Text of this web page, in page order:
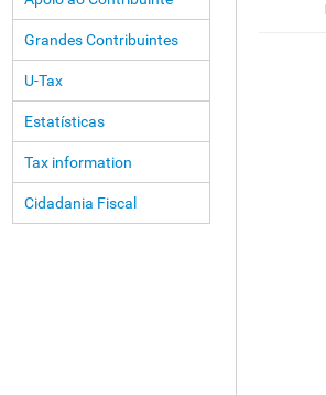
Grandes Contribuintes
U-Tax
Estatísticas
Tax information
Cidadania Fiscal